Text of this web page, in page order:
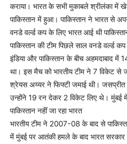
कराया। भारत के सभी मुकाबले श्रीलंका में
पाकिस्तान में हुआ। पाकिस्तान ने भारत से
वनडे वर्ल्ड कप के लिए भारत आई थी
पाकिस्तान की टीम पिछले साल वनडे वर्ल्ड
इंडिया और पाकिस्तान के बीच अहमदाबाद में
था। इस मैच को भारतीय टीम ने 7 विकेट से
श्रेयस अय्यर ने फिफ्टी जमाई थी।
उन्होंने 19 रन देकर 2 विकेट लिए थे।
पाकिस्तान नहीं जा रहा भारत
भारतीय टीम ने 2007-08 के बाद से
में मुंबई पर आतंकी हमले के बाद भारत